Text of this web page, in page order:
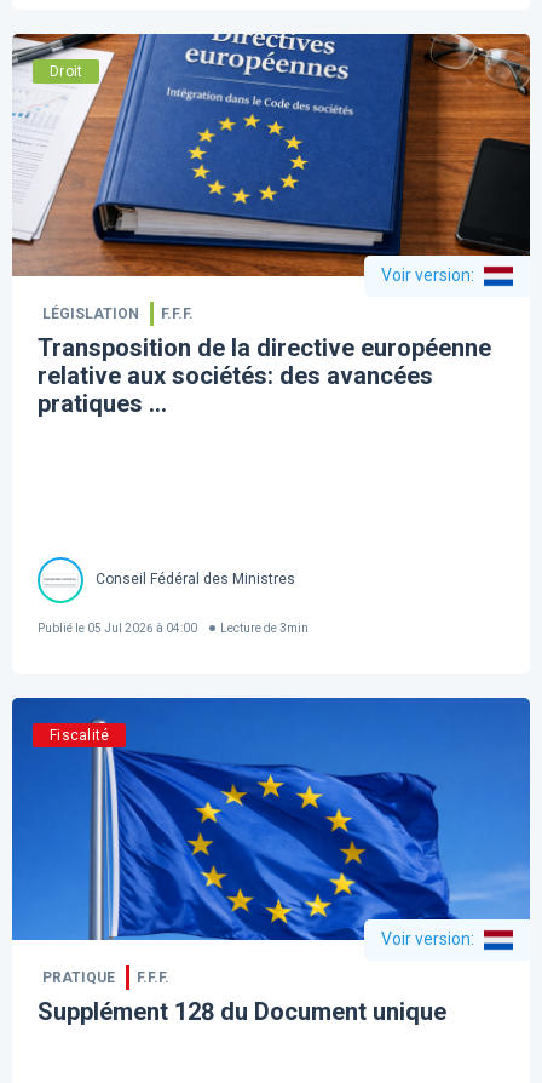
Droit
Voir version:
LÉGISLATION F.F.F.
Transposition de la directive européenne
relative aux sociétés: des avancées
pratiques ...
Conseil Fédéral des Ministres
Publié le 05 Jul 2026 à 04:00 Lecture de 3min
Fiscalité
Voir version:
PRATIQUE F.F.F.
Supplément 128 du Document unique